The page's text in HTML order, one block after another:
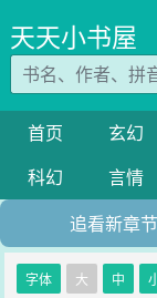
天天小书屋
首页 玄幻
科幻
言情
追看新章
字体 大 中